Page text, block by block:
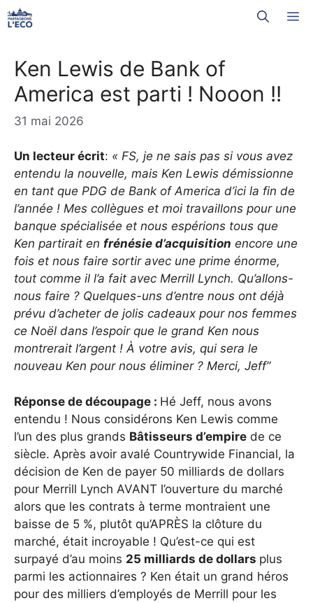
Aller
au
Ken Lewis de Bank of
America est parti ! Nooon !!
31 mai 2026
Un lecteur écrit: « FS, je ne sais pas si vous avez
entendu la nouvelle, mais Ken Lewis démissionne
en tant que PDG de Bank of America d’ici la fin de
l’année ! Mes collègues et moi travaillons pour une
banque spécialisée et nous espérions tous que
Ken partirait en frénésie d’acquisition encore une
fois et nous faire sortir avec une prime énorme,
tout comme il l’a fait avec Merrill Lynch. Qu’allons-
nous faire ? Quelques-uns d’entre nous ont déjà
prévu d’acheter de jolis cadeaux pour nos femmes
ce Noël dans l’espoir que le grand Ken nous
montrerait l’argent ! À votre avis, qui sera le
nouveau Ken pour nous éliminer ? Merci, Jeff”
Réponse de découpage : Hé Jeff, nous avons
entendu ! Nous considérons Ken Lewis comme
l’un des plus grands Bâtisseurs d’empire de ce
siècle. Après avoir avalé Countrywide Financial, la
décision de Ken de payer 50 milliards de dollars
pour Merrill Lynch AVANT l’ouverture du marché
alors que les contrats à terme montraient une
baisse de 5 %, plutôt qu’APRÈS la clôture du
marché, était incroyable ! Qu’est-ce qui est
surpayé d’au moins 25 milliards de dollars plus
parmi les actionnaires ? Ken était un grand héros
pour des milliers d’employés de Merrill pour les